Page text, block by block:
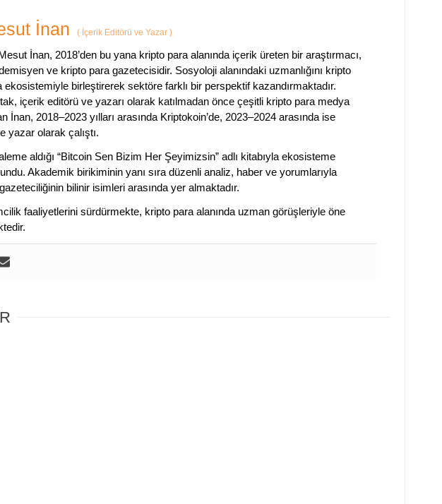
İnan ( İçerik Editörü ve Yazar )
İnan, 2018’den bu yana kripto para alanında içerik üreten bir araştırmacı,
ve kripto para gazetecisidir. Sosyoloji alanındaki uzmanlığını kripto
ekosistemiyle birleştirerek sektöre farklı bir perspektif kazandırmaktadır.
içerik editörü ve yazarı olarak katılmadan önce çeşitli kripto para medya
İnan, 2018–2023 yılları arasında Kriptokoin’de, 2023–2024 arasında ise
yazar olarak çalıştı.
aldığı “Bitcoin Sen Bizim Her Şeyimizsin” adlı kitabıyla ekosisteme
Akademik birikiminin yanı sıra düzenli analiz, haber ve yorumlarıyla
bilinir isimleri arasında yer almaktadır.
faaliyetlerini sürdürmekte, kripto para alanında uzman görüşleriyle öne